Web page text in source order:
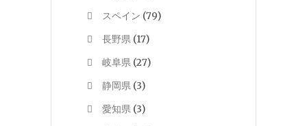
スペイン (79)
長野県 (17)
岐阜県 (27)
静岡県 (3)
愛知県 (3)